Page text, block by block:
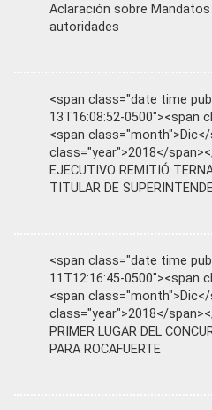
Aclaración sobre
autoridades
<span class="date time
13T16:08:52-0500"><span
<span
class="year">2018</
EJECUTIVO REMITIÓ
TITULAR DE
<span class="date time
11T12:16:45-0500"><span
<span
class="year">2018</
PRIMER LUGAR DEL
PARA ROCAFUERTE